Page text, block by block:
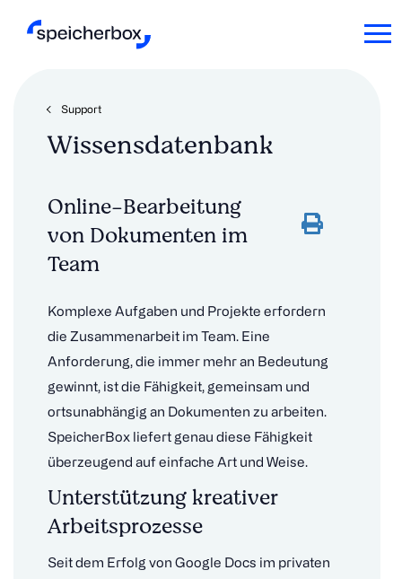
Support
Wissensdatenbank
Online-Bearbeitung
von Dokumenten im
Team
Komplexe Aufgaben und Projekte erfordern
die Zusammenarbeit im Team. Eine
Anforderung, die immer mehr an Bedeutung
gewinnt, ist die Fähigkeit, gemeinsam und
ortsunabhängig an Dokumenten zu arbeiten.
SpeicherBox liefert genau diese Fähigkeit
überzeugend auf einfache Art und Weise.
Unterstützung kreativer
Arbeitsprozesse
Seit dem Erfolg von Google Docs im privaten